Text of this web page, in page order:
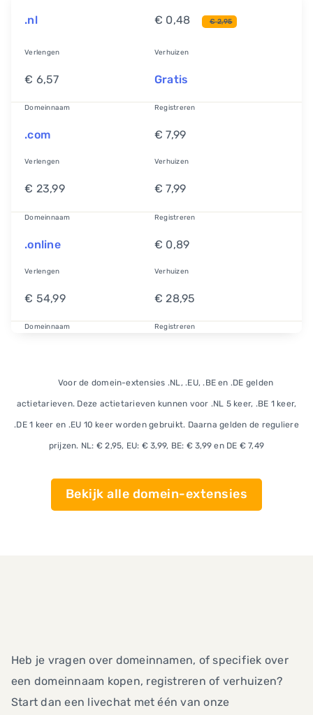
.nl € 0,48 € 2,95
Verlengen
€ 6,57
Verhuizen
Gratis
Domeinnaam
.com
Registreren
€ 7,99
Verlengen
€ 23,99
Verhuizen
€ 7,99
Domeinnaam
.online
Registreren
€ 0,89
Verlengen
€ 54,99
Verhuizen
€ 28,95
Domeinnaam Registreren
Verlengen
€ 42,50
Verhuizen
€ 20,99
Voor de domein-extensies .NL, .EU, .BE en .DE gelden
actietarieven. Deze actietarieven kunnen voor .NL 5 keer, .BE 1 keer,
.DE 1 keer en .EU 10 keer worden gebruikt. Daarna gelden de reguliere
prijzen. NL: € 2,95, EU: € 3,99, BE: € 3,99 en DE € 7,49
Bekijk alle domein-extensies
Heb je vragen over domeinnamen, of specifiek over
een domeinnaam kopen, registreren of verhuizen?
Start dan een livechat met één van onze